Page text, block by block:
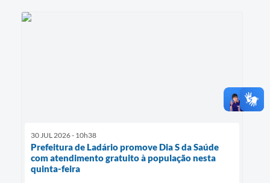
30 JUL 2026 - 10h38
Prefeitura de Ladário promove Dia S da Saúde
com atendimento gratuito à população nesta
quinta-feira